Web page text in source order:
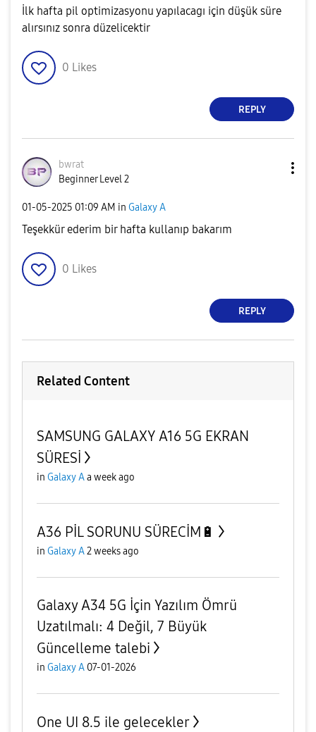
İlk hafta pil optimizasyonu yapılacagı için düşük süre
alırsınız sonra düzelicektir
0 Likes
REPLY
bwrat
Beginner Level 2
‎01-05-2025 01:09 AM in Galaxy A
Teşekkür ederim bir hafta kullanıp bakarım
0 Likes
REPLY
Related Content
SAMSUNG GALAXY A16 5G EKRAN
SÜRESİ
in Galaxy Aa week ago
A36 PİL SORUNU SÜRECİM🔋
in Galaxy A2 weeks ago
Galaxy A34 5G İçin Yazılım Ömrü
Uzatılmalı: 4 Değil, 7 Büyük
Güncelleme talebi
in Galaxy A 07-01-2026
One UI 8.5 ile gelecekler